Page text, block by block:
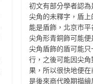
初文有部分學者認
尖角的未釋字，盾上
能是盾飾，北京市
尖角形青銅飾可能
尖角盾飾的盾可能
行，之後可能因尖
果，所以很快地便
是後來商代晚期描